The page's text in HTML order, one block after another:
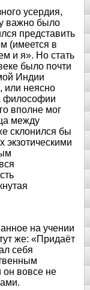
усердия,
важно было
представить
(имеется в
и я». Но стать
было почти
Индии
или неясно
философии
вполне мог
между
склонился бы
экзотическими
на учении
же: «Придаёт
себя
он вовсе не